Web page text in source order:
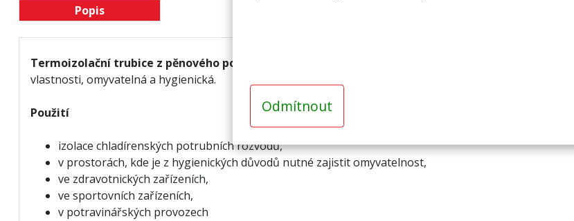
Odmítnout
Popis
Termoizolační trubice z pěnového polyetylenu laminovaná zesílenou reflexní PET fólií.
Tepelně
vlastnosti, omyvatelná a hygienická.
Použití
izolace chladírenských potrubních rozvodů,
v prostorách, kde je z hygienických důvodů nutné zajistit omyvatelnost,
ve zdravotnických zařízeních,
ve sportovních zařízeních,
v potravinářských provozech